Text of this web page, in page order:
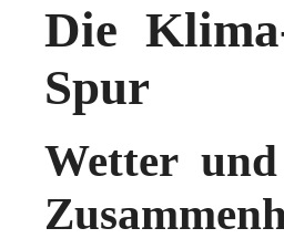
Die
Spur
Wetter